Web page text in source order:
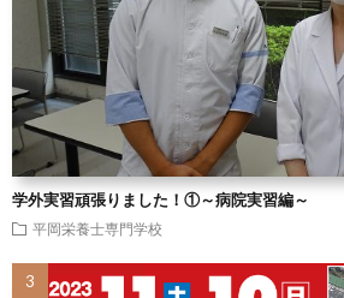
学外実習頑張りました！①～病院実習編～
平岡栄養士専門学校